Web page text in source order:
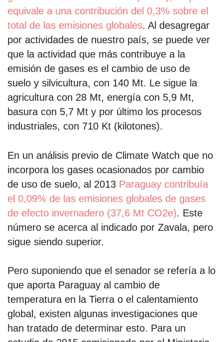
equivale a una contribución del 0,3% sobre el
total de las emisiones globales. Al desagregar
por actividades de nuestro país, se puede ver
que la actividad que más contribuye a la
emisión de gases es el cambio de uso de
suelo y silvicultura, con 140 Mt. Le sigue la
agricultura con 28 Mt, energía con 5,9 Mt,
basura con 5,7 Mt y por último los procesos
industriales, con 710 Kt (kilotones).
En un análisis previo de Climate Watch que no
incorpora los gases ocasionados por cambio
de uso de suelo, al 2013 Paraguay contribuía
el 0,09% de las emisiones globales de gases
de efecto invernadero (37,6 Mt CO2e). Este
número se acerca al indicado por Zavala, pero
sigue siendo superior.
Pero suponiendo que el senador se refería a lo
que aporta Paraguay al cambio de
temperatura en la Tierra o el calentamiento
global, existen algunas investigaciones que
han tratado de determinar esto. Para un